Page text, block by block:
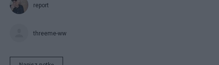
report
threeme-ww